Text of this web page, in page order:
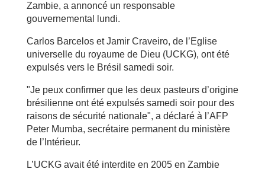
Zambie, a annoncé un responsable
gouvernemental lundi.
Carlos Barcelos et Jamir Craveiro, de l’Eglise
universelle du royaume de Dieu (UCKG), ont été
expulsés vers le Brésil samedi soir.
"Je peux confirmer que les deux pasteurs d’origine
brésilienne ont été expulsés samedi soir pour des
raisons de sécurité nationale", a déclaré à l’AFP
Peter Mumba, secrétaire permanent du ministère
de l’Intérieur.
L’UCKG avait été interdite en 2005 en Zambie